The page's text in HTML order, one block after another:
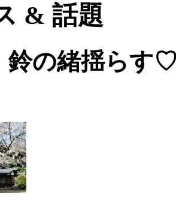
& 話題
鈴の緒揺らす